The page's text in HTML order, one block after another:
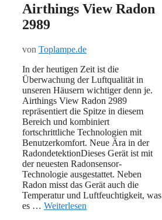
Airthings View Radon
2989
von Toplampe.de
In der heutigen Zeit ist die
Überwachung der Luftqualität in
unseren Häusern wichtiger denn je.
Airthings View Radon 2989
repräsentiert die Spitze in diesem
Bereich und kombiniert
fortschrittliche Technologien mit
Benutzerkomfort. Neue Ära in der
RadondetektionDieses Gerät ist mit
der neuesten Radonsensor-
Technologie ausgestattet. Neben
Radon misst das Gerät auch die
Temperatur und Luftfeuchtigkeit, was
es … Weiterlesen